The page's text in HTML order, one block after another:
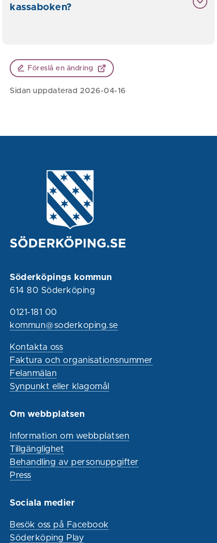
kassaboken?
Föreslå en ändring
Sidan uppdaterad 2026-04-16
Söderköpings kommun
614 80 Söderköping
0121-181 00
kommun@soderkoping.se
Kontakta oss
Faktura och organisationsnummer
Felanmälan
Synpunkt eller klagomål
Om webbplatsen
Information om webbplatsen
Tillgänglighet
Behandling av personuppgifter
Press
Sociala medier
Besök oss på Facebook
Söderköping Play